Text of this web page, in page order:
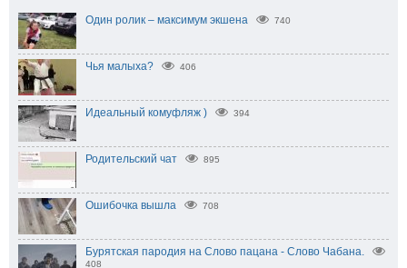
Один ролик – максимум экшена 740
Чья малыха? 406
Идеальный комуфляж ) 394
Родительский чат 895
Ошибочка вышла 708
Бурятская пародия на Слово пацана - Слово Чабана.
408